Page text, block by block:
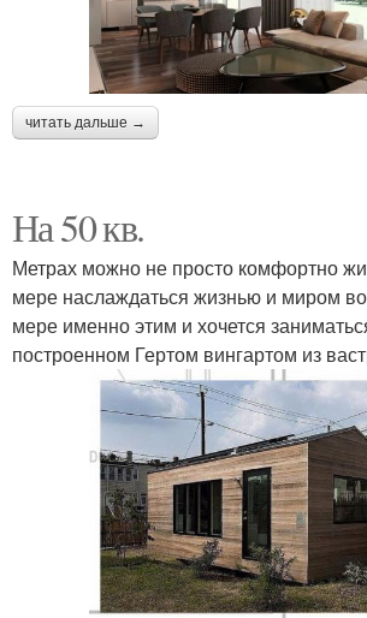
читать дальше →
На 50 кв.
Метрах можно не просто комфортно
мере наслаждаться жизнью и миром
мере именно этим и хочется
построенном Гертом вингартом из